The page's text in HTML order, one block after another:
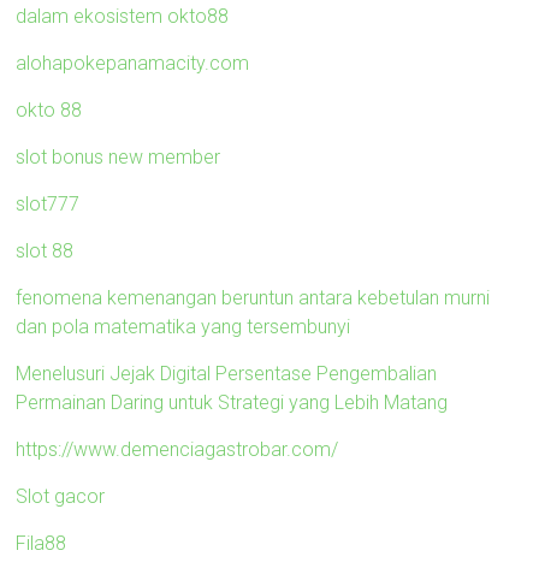
dalam ekosistem okto88
alohapokepanamacity.com
okto 88
slot bonus new member
slot777
slot 88
fenomena kemenangan beruntun antara kebetulan murni
dan pola matematika yang tersembunyi
Menelusuri Jejak Digital Persentase Pengembalian
Permainan Daring untuk Strategi yang Lebih Matang
https://www.demenciagastrobar.com/
Slot gacor
Fila88